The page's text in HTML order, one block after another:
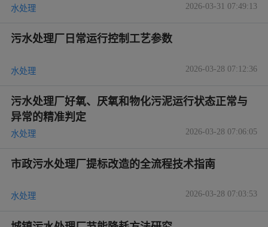
水处理 2026-03-31 07:49:13
污水处理厂日常运行控制工艺参数
水处理 2026-03-28 07:12:36
污水处理厂好氧、厌氧和物化污泥运行状态正常与
异常的精准判定
水处理 2026-03-28 07:06:05
市政污水处理厂提标改造的全流程技术指南
水处理 2026-03-28 07:03:53